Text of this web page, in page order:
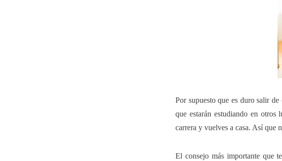
Por supuesto que es duro salir
que estarán estudiando en otros
carrera y vuelves a casa. Así que
El consejo más importante que